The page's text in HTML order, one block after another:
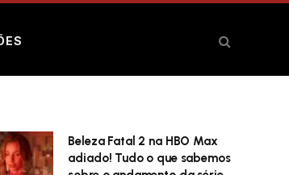
Beleza Fatal 2 na HBO Max
adiado! Tudo o que sabemos